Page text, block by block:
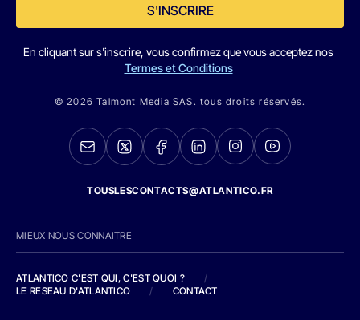
S'INSCRIRE
En cliquant sur s'inscrire, vous confirmez que vous acceptez nos
Termes et Conditions
© 2026 Talmont Media SAS. tous droits réservés.
TOUSLESCONTACTS@ATLANTICO.FR
MIEUX NOUS CONNAITRE
ATLANTICO C'EST QUI, C'EST QUOI ?
/
LE RESEAU D'ATLANTICO
/ CONTACT